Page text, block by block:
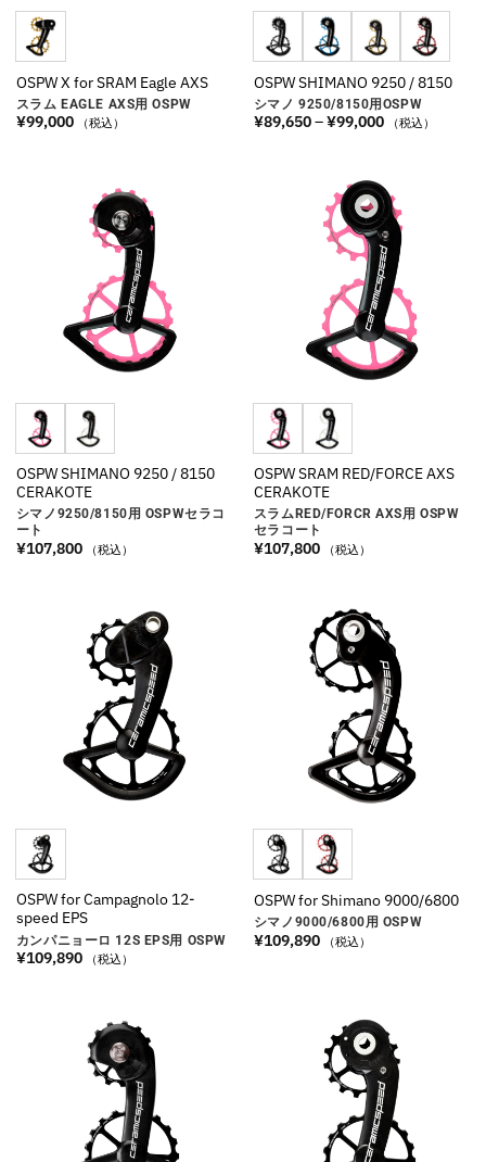
OSPW X for SRAM Eagle AXS
スラム EAGLE AXS用 OSPW
¥99,000 （税込）
OSPW SHIMANO 9250 / 8150
シマノ 9250/8150用OSPW
¥89,650–¥99,000価
格
¥99,000
（税込）
OSPW SHIMANO 9250 / 8150
CERAKOTE
シマノ9250/8150用 OSPWセラコ
ート
¥107,800 （税込）
OSPW SRAM RED/FORCE AXS
CERAKOTE
スラムRED/FORCR AXS用 OSPW
セラコート
¥107,800 （税込）
OSPW for Campagnolo 12-
speed EPS
カンパニョーロ 12S EPS用 OSPW
¥109,890 （税込）
OSPW for Shimano 9000/6800
シマノ9000/6800用 OSPW
¥109,890 （税込）